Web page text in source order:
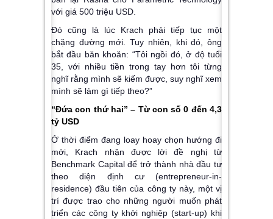
với giá 500 triệu USD.
Đó cũng là lúc Krach phải tiếp tục một
chặng đường mới. Tuy nhiên, khi đó, ông
bắt đầu băn khoăn: “Tôi ngồi đó, ở độ tuổi
35, với nhiều tiền trong tay hơn tôi từng
nghĩ rằng mình sẽ kiếm được, suy nghĩ xem
mình sẽ làm gì tiếp theo?”
“Đứa con thứ hai” – Từ con số 0 đến 4,3
tỷ USD
Ở thời điểm đang loay hoay chọn hướng đi
mới, Krach nhận được lời đề nghị từ
Benchmark Capital để trở thành nhà đầu tư
theo diện định cư (entrepreneur-in-
residence) đầu tiên của công ty này, một vị
trí được trao cho những người muốn phát
triển các công ty khởi nghiệp (start-up) khi